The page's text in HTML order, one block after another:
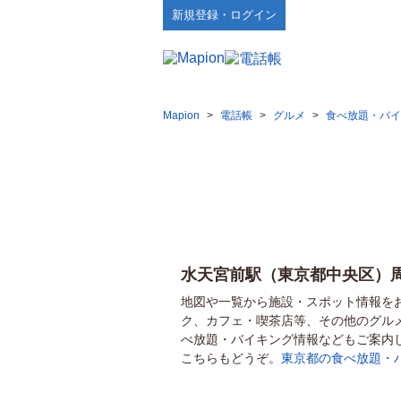
新規登録・ログイン
Mapion > 電話帳 > グルメ > 食べ放題・バ
水天宮前駅（東京都中央区）
地図や一覧から施設・スポット情報
ク、カフェ・喫茶店等、その他のグ
べ放題・バイキング情報などもご案内
こちらもどうぞ。 東京都の食べ放題・